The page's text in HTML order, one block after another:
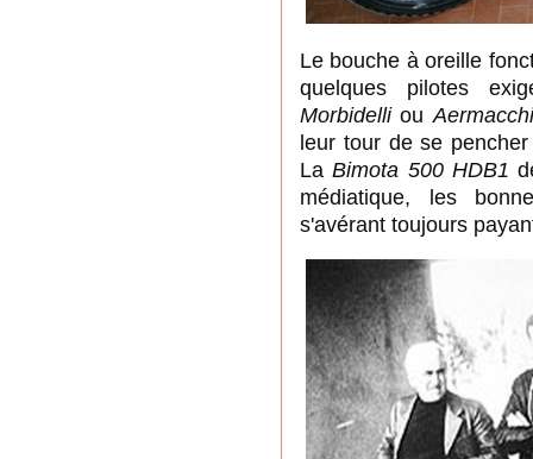
Le bouche à oreille
quelques pilotes
Morbidelliou
leur tour de se
LaBimota 500 HDB1
médiatique, les
s'avérant toujours